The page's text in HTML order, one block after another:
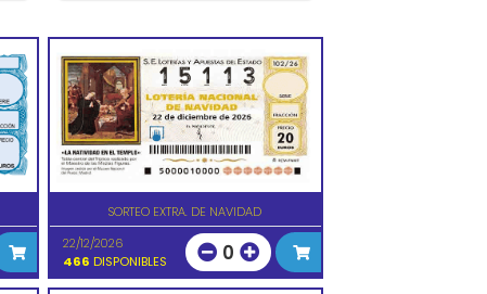
SORTEO EXTRA. DE NAVIDAD
22/12/2026
466 DISPONIBLES 0